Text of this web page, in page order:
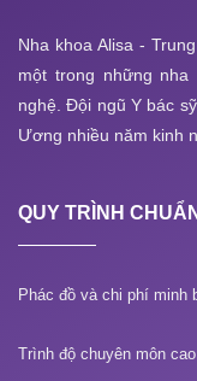
Nha khoa Alisa -
một trong những
nghệ. Đội ngũ Y bác
Ương nhiều năm kinh
QUY TRÌNH
Phác đồ và chi phí minh
Trình độ chuyên môn cao